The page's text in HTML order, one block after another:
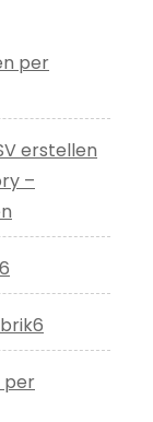
per
erstellen
–
per